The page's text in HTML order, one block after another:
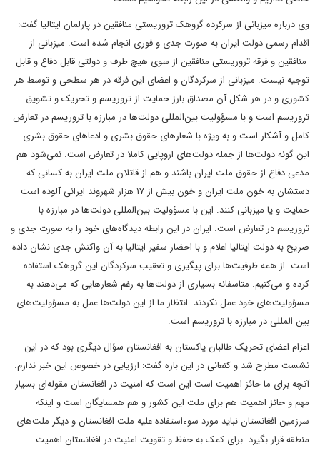
وی درباره میزبانی از سرکرده گروهک تروریستی منافقین در پارلمان ایتالیا گفت:
اقدام رسمی دولت ایران به صورت جدی و فوری انجام شده است. میزبانی از
منافقین و فرقه تروریستی منافقین از سوی هیچ طرف و دولتی قابل دفاع و قابل
توجیه نیست. میزبانی از سرکردگان و اعضای این فرقه در هر سطحی و توسط هر
کشوری و در هر شکل آن مصداق بارز حمایت از تروریسم و تحریک و تشویق
تروریسم است و با مسؤولیت بین‌المللی دولت‌ها در مبارزه با تروریسم در تعارض
کامل و آشکار است و به ویژه با شعارهای حقوق بشری و ادعاهای حقوق بشری
این گونه دولت‌ها از جمله دولت‌های اروپایی کاملا در تعارض است. نمی‌شود هم
مدعی دفاع از حقوق ملت ایران باشند و هم از قاتلان ملت ایران به کسانی که
دستشان به خون ملت ایران و خون بیش از ۱۷ هزار شهروند ایرانی آلوده است
حمایت و یا میزبانی کنند. این با مسؤولیت بین‌المللی دولت‌ها در مبارزه با
تروریسم در تعارض است. ایران در این رابطه دیدگاه‌های خود را به صورت جدی و
صریح به دولت ایتالیا اعلام و با احضار سفیر ایتالیا به آن واکنش جدی نشان داده
است. از همه ظرفیت‌ها برای پیگیری و تعقیب سرکردگان این گروهک استفاده
کرده و می‌کنیم. متاسفانه بسیاری از دولت‌ها به رغم شعارهایی که می‌‌دهند به
مسؤولیت‌های خود عمل نکردند. انتظار ما از این دولت‌ها عمل به مسؤولیت‌های
بین المللی در مبارزه با تروریسم است.
اعزام اعضای تحریک طالبان پاکستان به افغانستان سؤال دیگری بود که در این
نشست مطرح شد و کنعانی در این باره گفت: ارزیابی در خصوص این خبر ندارم.
آنچه برای ما حائز اهمیت است این است که امنیت در افغانستان مقوله‌ای بسیار
مهم و حائز اهمیت هم برای ملت این کشور و هم همسایگان است و اینکه
سرزمین افغانستان نباید مورد سوءاستفاده علیه ملت افغانستان و دیگر ملت‌های
منطقه قرار بگیرد. برای کمک به حفظ و تقویت امنیت در افغانستان اهمیت